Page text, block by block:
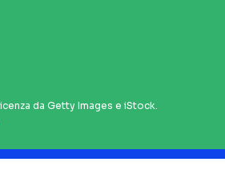
da Getty Images e iStock.